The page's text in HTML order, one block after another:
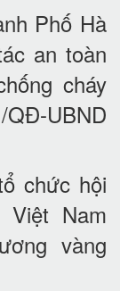
Phố Hà
an toàn
cháy
UBND
chức hội
Nam
vàng